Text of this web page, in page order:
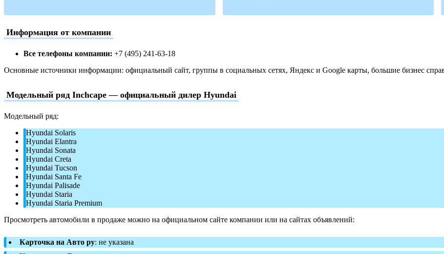
Информация от компании
Все телефоны компании: +7 (495) 241-63-18
Основные источники информации: официальный сайт, группы в социальных сетях, Яндекс и Google карты, большие бизнес
Модельный ряд Inchcape — официальный дилер Hyundai
Модельный ряд:
Hyundai Solaris
Hyundai Elantra
Hyundai Sonata
Hyundai Creta
Hyundai Tucson
Hyundai Santa Fe
Hyundai Palisade
Hyundai Staria
Hyundai Staria Premium
Просмотреть автомобили в продаже можно на официальном сайте компании или на сайтах объявлений:
Карточка на Авто ру: не указана